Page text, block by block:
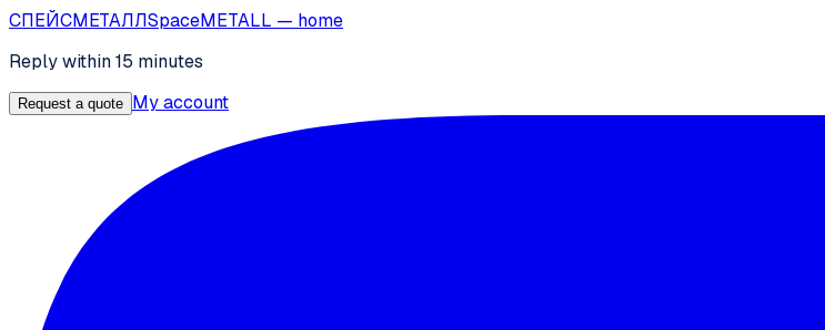
СПЕЙСМЕТАЛЛSpaceMETALL — home
Reply within 15 minutes
Request a quote My account